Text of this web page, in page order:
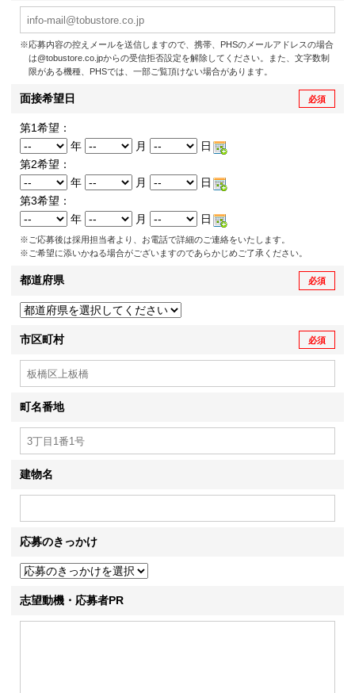
※応募内容の控えメールを送信しますので、携帯、PHSのメールアドレスの場合
は@tobustore.co.jpからの受信拒否設定を解除してください。また、文字数制
限がある機種、PHSでは、一部ご覧頂けない場合があります。
面接希望日 必須
第1希望：
年
月
日
第2希望：
年
月
日
第3希望：
年
月 日
※ご応募後は採用担当者より、お電話で詳細のご連絡をいたします。
※ご希望に添いかねる場合がございますのであらかじめご了承ください。
都道府県 必須
市区町村 必須
町名番地
建物名
応募のきっかけ
志望動機・応募者PR